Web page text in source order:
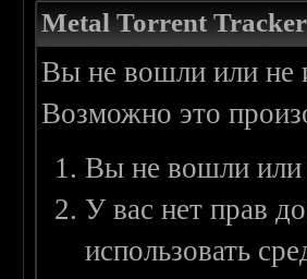
Metal Torrent
Вы не вошли или не
Возможно это
Вы не вошли или
У вас нет прав
использовать